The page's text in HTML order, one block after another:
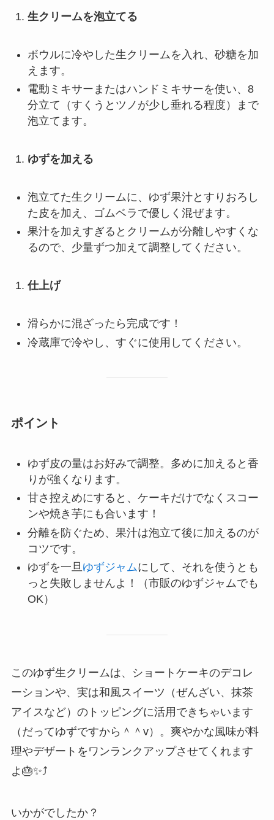
生クリームを泡立てる
ボウルに冷やした生クリームを入れ、砂糖を加
えます。
電動ミキサーまたはハンドミキサーを使い、8
分立て（すくうとツノが少し垂れる程度）まで
泡立てます。
ゆずを加える
泡立てた生クリームに、ゆず果汁とすりおろし
た皮を加え、ゴムベラで優しく混ぜます。
果汁を加えすぎるとクリームが分離しやすくな
るので、少量ずつ加えて調整してください。
仕上げ
滑らかに混ざったら完成です！
冷蔵庫で冷やし、すぐに使用してください。
ポイント
ゆず皮の量はお好みで調整。多めに加えると香
りが強くなります。
甘さ控えめにすると、ケーキだけでなくスコー
ンや焼き芋にも合います！
分離を防ぐため、果汁は泡立て後に加えるのが
コツです。
ゆずを一旦ゆずジャムにして、それを使うとも
っと失敗しませんよ！（市販のゆずジャムでも
OK）
このゆず生クリームは、ショートケーキのデコレ
ーションや、実は和風スイーツ（ぜんざい、抹茶
アイスなど）のトッピングに活用できちゃいます
（だってゆずですから＾＾v）。爽やかな風味が料
理やデザートをワンランクアップさせてくれます
よ🎂✨⤴️
いかがでしたか？